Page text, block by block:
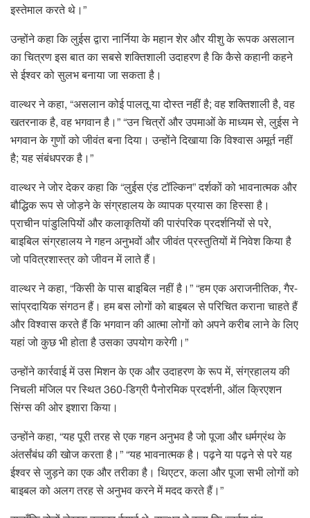
इस्तेमाल करते थे।”
उन्होंने कहा कि लुईस द्वारा नार्निया के महान शेर और यीशु के रूपक असलान
का चित्रण इस बात का सबसे शक्तिशाली उदाहरण है कि कैसे कहानी कहने
से ईश्वर को सुलभ बनाया जा सकता है।
वाल्थर ने कहा, “असलान कोई पालतू या दोस्त नहीं है; वह शक्तिशाली है, वह
खतरनाक है, वह भगवान है।” “उन चित्रों और उपमाओं के माध्यम से, लुईस ने
भगवान के गुणों को जीवंत बना दिया। उन्होंने दिखाया कि विश्वास अमूर्त नहीं
है; यह संबंधपरक है।”
वाल्थर ने जोर देकर कहा कि “लुईस एंड टॉल्किन” दर्शकों को भावनात्मक और
बौद्धिक रूप से जोड़ने के संग्रहालय के व्यापक प्रयास का हिस्सा है।
प्राचीन पांडुलिपियों और कलाकृतियों की पारंपरिक प्रदर्शनियों से परे,
बाइबिल संग्रहालय ने गहन अनुभवों और जीवंत प्रस्तुतियों में निवेश किया है
जो पवित्रशास्त्र को जीवन में लाते हैं।
वाल्थर ने कहा, “किसी के पास बाइबिल नहीं है।” “हम एक अराजनीतिक, गैर-
सांप्रदायिक संगठन हैं। हम बस लोगों को बाइबल से परिचित कराना चाहते हैं
और विश्वास करते हैं कि भगवान की आत्मा लोगों को अपने करीब लाने के लिए
यहां जो कुछ भी होता है उसका उपयोग करेगी।”
उन्होंने कार्रवाई में उस मिशन के एक और उदाहरण के रूप में, संग्रहालय की
निचली मंजिल पर स्थित 360-डिग्री पैनोरमिक प्रदर्शनी, ऑल क्रिएशन
सिंग्स की ओर इशारा किया।
उन्होंने कहा, “यह पूरी तरह से एक गहन अनुभव है जो पूजा और धर्मग्रंथ के
अंतर्संबंध की खोज करता है।” “यह भावनात्मक है। पढ़ने या पढ़ने से परे यह
ईश्वर से जुड़ने का एक और तरीका है। थिएटर, कला और पूजा सभी लोगों को
बाइबल को अलग तरह से अनुभव करने में मदद करते हैं।”